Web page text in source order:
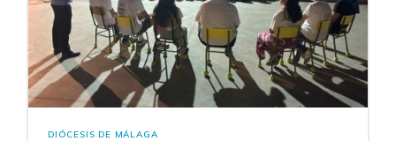
DIÓCESIS DE MÁLAGA